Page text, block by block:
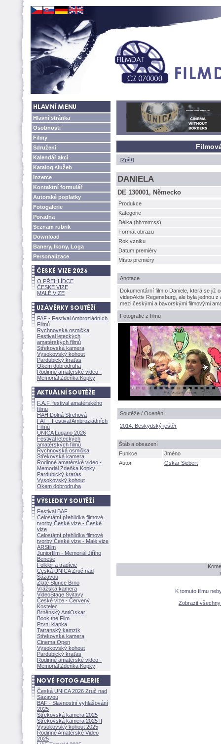
Hlavní stránka
Osobnosti
Filmy
Sdružení
Kalendář akcí
Katalog služeb
Inzerce
Kontaktní formulář
Autorské poplatky
Fotogalerie
Poradna
Seznam rubrik
Download
Banery, Ikony, Loga
Personalizace
O PŘEHLÍDCE
ČESKÉ VIZE
MALÉ VIZE
FAF - Festival Ambroziádních
Filmů
Rychnovská osmička
Festival leteckých
amatérských filmů
Střekovská kamera
Vysokovský kohout
Pardubický kraťas
Okem dobrodruha
Rodinné amatérské video -
Memoriál Zdeňka Kopky
F.A.F. festival amatérského
filmu
HAH Dolná Strehov
FAF - Festival Ambroziádních
Filmů
UNICA Lugano 2026
Festival leteckých
amatérských filmů
Rychnovská osmička
Střekovská kamera
Rodinné amatérské video -
Memoriál Zdeňka Kopky
Pardubický kraťas
Vysokovský kohout
Okem dobrodruha
Festival BAF
Celostátní přehlídka filmové
tvorby České vize - České
vize
Celostátní přehlídka filmové
tvorby České vize - Malé vize
ARSfilm
Juniorfilm - Memoriál Jiřího
Beneše
Folklór a tradície
Česká UNICA Zruč nad
Sázavou
Zlaté Slunce Brno
Vrážská kamera
VideoStage Svitavy
České vize - Červený
Kostelec
Brněnský AntiOskar
Book the Film
První klapka
Tatranský kamzík
Střekovská kamera
Cinema Open
Vysokovský kohout
Pardubický kraťas
Rodinné amatérské video -
Memoriál Zdeňka Kopky
Česká UNICA 2026 Zruč nad
Sázavou
BAF - Slavnostní vyhlašování
2025
Střekovská kamera 2025
Střekovská kamera 2025 II
Vysokovský kohout 2025
Rodinné Amatérské Video
2025
[Zpět]
DANIELA
DE 130001, Německo
Produkce
Kategorie
Délka (hh:mm:ss)
Formát obrazu
Rok vzniku
Datum premiéry
Místo premiéry
Anotace
Dokumentární film o Daniele, která se již
videoAktiv Regensburg, ale byla jednou
mezi českými a bavorskými filmovými
Fotografie z filmu
Soutěže / Ocenění
2014: Beskydský ještěr
táb a obsazení
Funkce
Jméno
Autor
Oskar Siebert
K tomuto filmu
Zobrazit